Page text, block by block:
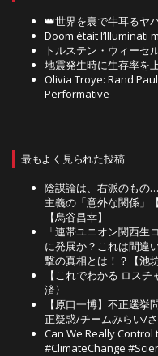
👑世界を裏で牛耳るヤ
Doom était l’Illuminati
トルステン・ウィーセ
地震発生時に生存率を
Olivia Troye: Rand
Performative
最もよく見られた投稿
陰謀論は、右派のも
主義の「意外な関係」
【烏谷昌幸】
「連帯ユニオン関西
に発展か？これは間違
撃の真相とは！？【池
【これでわかる ロス
済〉
【原口一博】不正選
正疑惑/チームみらい/さ
Can We Really
#ClimateChange